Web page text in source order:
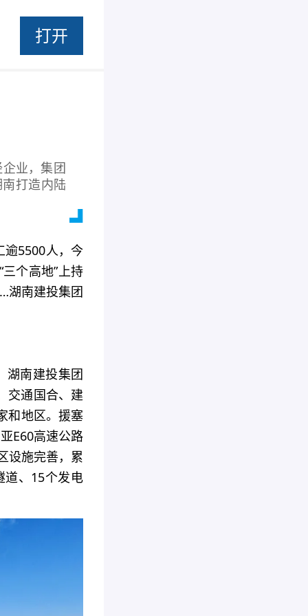
打开
业，集团
打造内陆
逾5500人，今
个高地”上持
湖南建投集团
湖南建投集团
交通国合、建
和地区。援塞
E60高速公路
设施完善，累
道、15个发电